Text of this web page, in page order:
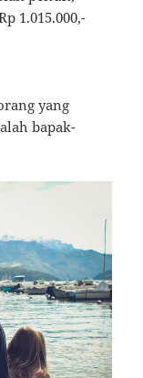
1.015.000,-
yang
bapak-